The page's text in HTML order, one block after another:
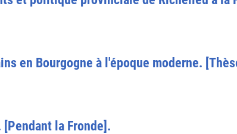
en Bourgogne à l'époque moderne.
la Fronde].